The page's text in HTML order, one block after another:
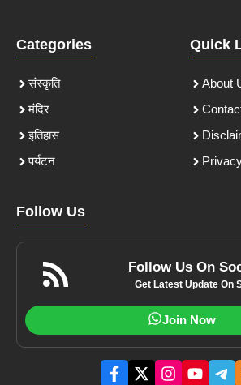
Categories
संस्कृति
मंदिर
इतिहास
पर्यटन
Quick
About
Follow Us
Follow Us On
Get Latest Update On
Join Now